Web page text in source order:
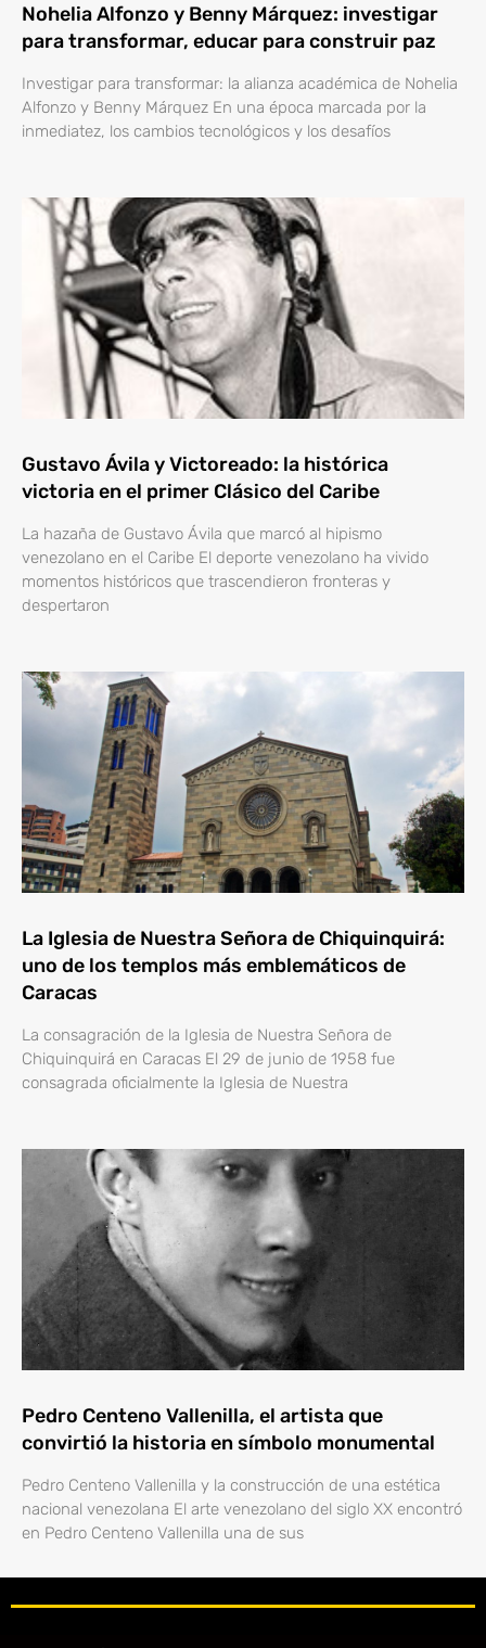
Nohelia Alfonzo y Benny Márquez: investigar
para transformar, educar para construir paz
Investigar para transformar: la alianza académica de Nohelia
Alfonzo y Benny Márquez En una época marcada por la
inmediatez, los cambios tecnológicos y los desafíos
Gustavo Ávila y Victoreado: la histórica
victoria en el primer Clásico del Caribe
La hazaña de Gustavo Ávila que marcó al hipismo
venezolano en el Caribe El deporte venezolano ha vivido
momentos históricos que trascendieron fronteras y
despertaron
La Iglesia de Nuestra Señora de Chiquinquirá:
uno de los templos más emblemáticos de
Caracas
La consagración de la Iglesia de Nuestra Señora de
Chiquinquirá en Caracas El 29 de junio de 1958 fue
consagrada oficialmente la Iglesia de Nuestra
Pedro Centeno Vallenilla, el artista que
convirtió la historia en símbolo monumental
Pedro Centeno Vallenilla y la construcción de una estética
nacional venezolana El arte venezolano del siglo XX encontró
en Pedro Centeno Vallenilla una de sus